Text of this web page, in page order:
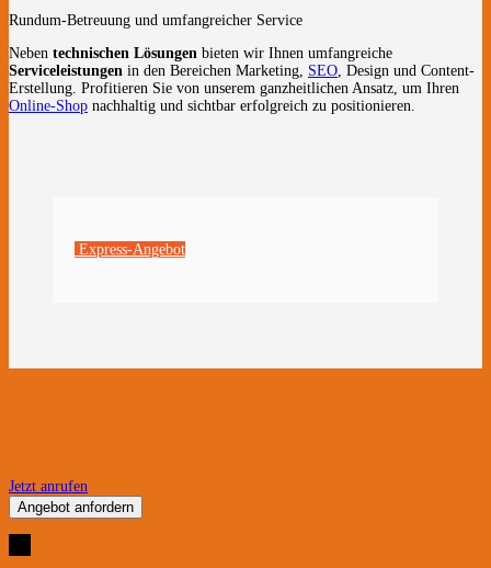
Rundum-Betreuung und umfangreicher Service
Neben technischen Lösungen bieten wir Ihnen umfangreiche
Serviceleistungen in den Bereichen Marketing, SEO , Design und Content-
Erstellung. Profitieren Sie von unserem ganzheitlichen Ansatz, um Ihren
Online-Shop nachhaltig und sichtbar erfolgreich zu positionieren.
Express-Angebot
Jetzt anrufen
Angebot anfordern